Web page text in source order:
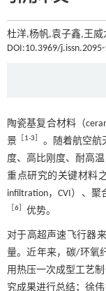
杜洋,杨帆,袁子鑫,王威
DOI:10.3969/
陶瓷基复合材料（
景
1-3 。随着航空航
度、高比刚度、耐高
重点研究的关键材料
infiltration，CVI）、聚
6 优势。
对于高超声速飞行器
量。近年来，碳/环氧
用热压一次成型工艺
究成果进行总结；徐